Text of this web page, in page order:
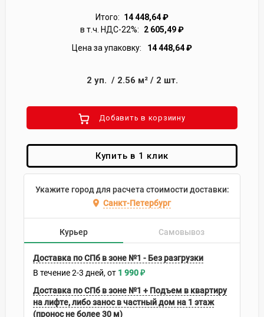
Итого: 14 448,64₽
в т.ч. НДС-22%:
2 605,49₽
Цена за упаковку:
14 448,64₽
2 уп. / 2.56 м²/ 2 шт.
Добавить в корзиину
Купить в 1 клик
Укажите город для расчета стоимости доставки:
Санкт-Петербург
Курьер Самовывоз
Доставка по СПб в зоне №1 - Без разгрузки
В течение2-3 дней 1 990₽
Доставка по СПб в зоне №1 + Подъем в квартиру
на лифте, либо занос в частный дом на 1 этаж
(пронос не более 30 м)